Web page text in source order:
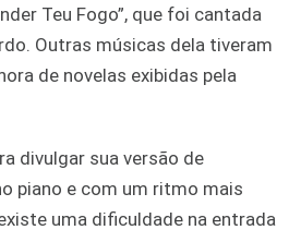
Teu Fogo”, que foi cantada
Outras músicas dela tiveram
de novelas exibidas pela
divulgar sua versão de
piano e com um ritmo mais
uma dificuldade na entrada